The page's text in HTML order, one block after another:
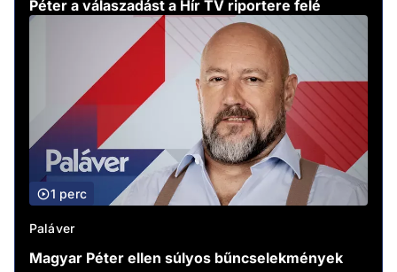
Péter a válaszadást a Hír TV riportere felé
1 perc
Paláver
Magyar Péter ellen súlyos bűncselekmények